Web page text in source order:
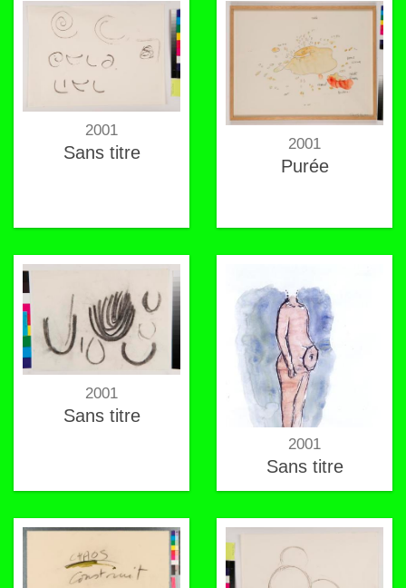
2001
Sans titre 2001
Purée
2001
Sans titre
2001
Sans titre